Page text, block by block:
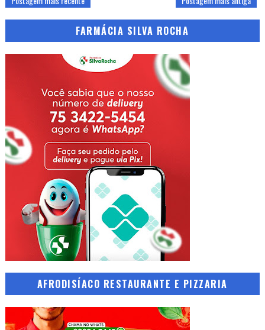
FARMÁCIA SILVA ROCHA
AFRODISÍACO RESTAURANTE E PIZZARIA